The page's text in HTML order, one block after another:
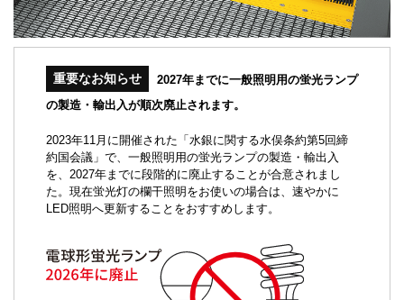
重要なお知らせ
2027年までに一般照明用の蛍光ランプ
の製造・輸出入が順次廃止されます。
2023年11月に開催された「水銀に関する水俣条約第5回締
約国会議」で、一般照明用の蛍光ランプの製造・輸出入
を、2027年までに段階的に廃止することが合意されまし
た。現在蛍光灯の欄干照明をお使いの場合は、速やかに
LED照明へ更新することをおすすめします。